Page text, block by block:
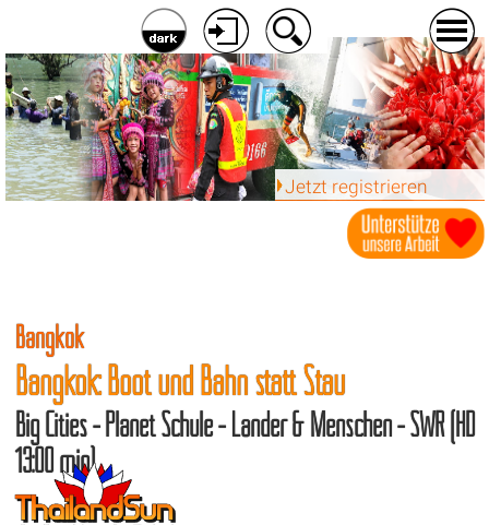
Jetzt registrieren
Bangkok
Bangkok: Boot und Bahn statt Stau
Big Cities - Planet Schule - Länder & Menschen - SWR (HD
13:00 min)